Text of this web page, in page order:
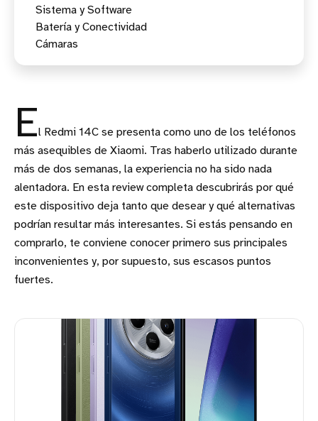
Sistema y Software
Batería y Conectividad
Cámaras
El Redmi 14C se presenta como uno de los teléfonos
más asequibles de Xiaomi. Tras haberlo utilizado durante
más de dos semanas, la experiencia no ha sido nada
alentadora. En esta review completa descubrirás por qué
este dispositivo deja tanto que desear y qué alternativas
podrían resultar más interesantes. Si estás pensando en
comprarlo, te conviene conocer primero sus principales
inconvenientes y, por supuesto, sus escasos puntos
fuertes.